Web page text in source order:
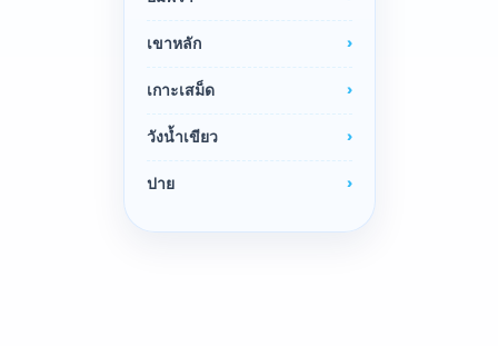
เขาหลัก
เกาะเสม็ด
วังน้ำเขียว
ปาย